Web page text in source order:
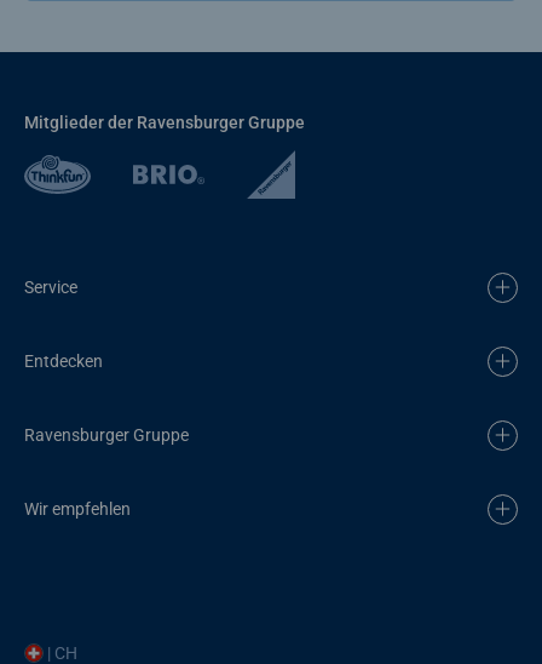
Mitglieder der Ravensburger Gruppe
Service
Entdecken
Ravensburger Gruppe
Wir empfehlen
| CH